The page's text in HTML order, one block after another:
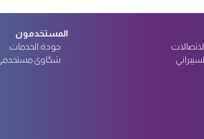
المستخدمون
جودة الخدمات
شكاوى مستخدمي